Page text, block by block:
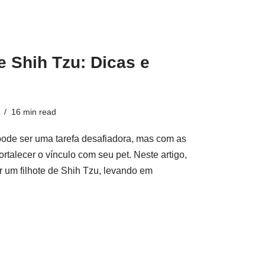
Shih Tzu: Dicas e
16 min read
ser uma tarefa desafiadora, mas com as
o vínculo com seu pet. Neste artigo,
um filhote de Shih Tzu, levando em